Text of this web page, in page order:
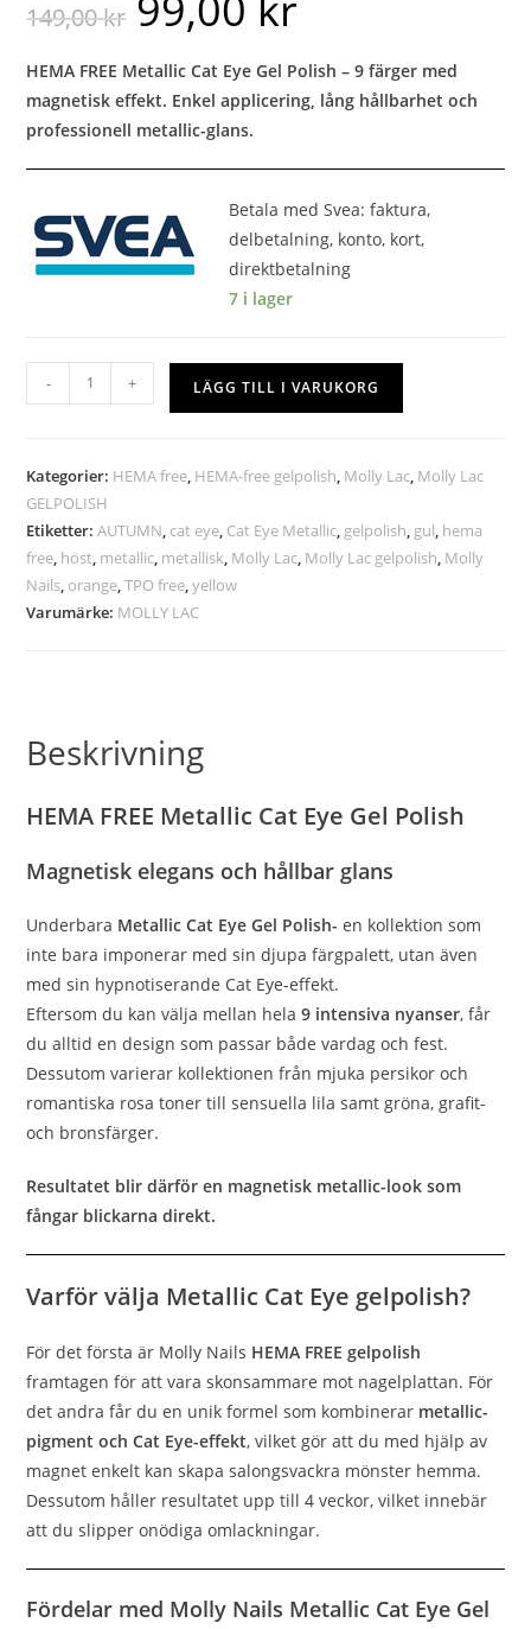
149,00kr
HEMA FREE Metallic Cat Eye Gel Polish – 9 färger med
magnetisk effekt. Enkel applicering, lång hållbarhet och
professionell metallic-glans.
Betala med Svea: faktura,
delbetalning, konto, kort,
direktbetalning
7 i lager
- + LÄGG TILL I VARUKORG
Kategorier: HEMA free, HEMA-free gelpolish, Molly Lac, Molly Lac
GELPOLISH
Etiketter:AUTUMN, cat eye, Cat Eye Metallic, gelpolish, gul, hema
free, höst, metallic, metallisk, Molly Lac, Molly Lac gelpolish, Molly
Nails, orange,TPO free,yellow
Varumärke: MOLLY LAC
Beskrivning
HEMA FREE Metallic Cat Eye Gel Polish
Magnetisk elegans och hållbar glans
Underbara Metallic Cat Eye Gel Polish-en kollektion som
inte bara imponerar med sin djupa färgpalett, utan även
med sin hypnotiserande Cat Eye-effekt.
Eftersom du kan välja mellan hela9 intensiva nyanser, får
du alltid en design som passar både vardag och fest.
Dessutom varierar kollektionen från mjuka persikor och
romantiska rosa toner till sensuella lila samt gröna, grafit-
och bronsfärger.
Resultatet blir därför en magnetisk metallic-look som
fångar blickarna direkt.
Varför välja Metallic Cat Eye gelpolish?
För det första är Molly Nails HEMA FREE gelpolish
framtagen för att vara skonsammare mot nagelplattan. För
det andra får du en unik formel som kombinerar metallic-
pigment och Cat Eye-effekt, vilket gör att du med hjälp av
magnet enkelt kan skapa salongsvackra mönster hemma.
Dessutom håller resultatet upp till 4 veckor, vilket innebär
att du slipper onödiga omlackningar.
Fördelar med Molly Nails Metallic Cat Eye Gel